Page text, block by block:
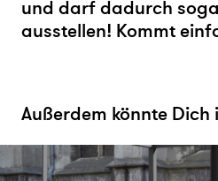
und darf dadurch
ausstellen! Kommt
Außerdem könnte Dich